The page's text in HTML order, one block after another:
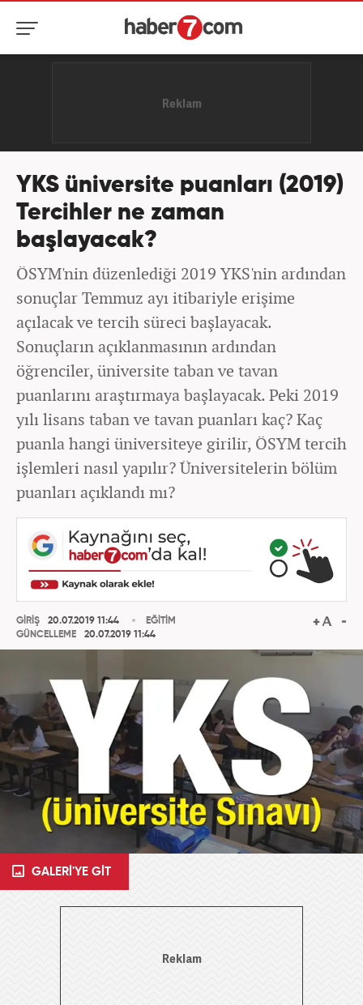
YKS üniversite puanları (2019)
Tercihler ne zaman
başlayacak?
ÖSYM'nin düzenlediği 2019 YKS'nin ardından
sonuçlar Temmuz ayı itibariyle erişime
açılacak ve tercih süreci başlayacak.
Sonuçların açıklanmasının ardından
öğrenciler, üniversite taban ve tavan
puanlarını araştırmaya başlayacak. Peki 2019
yılı lisans taban ve tavan puanları kaç? Kaç
puanla hangi üniversiteye girilir, ÖSYM tercih
işlemleri nasıl yapılır? Üniversitelerin bölüm
puanları açıklandı mı?
GİRİŞ
20.07.2019 11:44
GÜNCELLEME
20.07.2019 11:44
EĞİTİM
GALERİ'YE GİT